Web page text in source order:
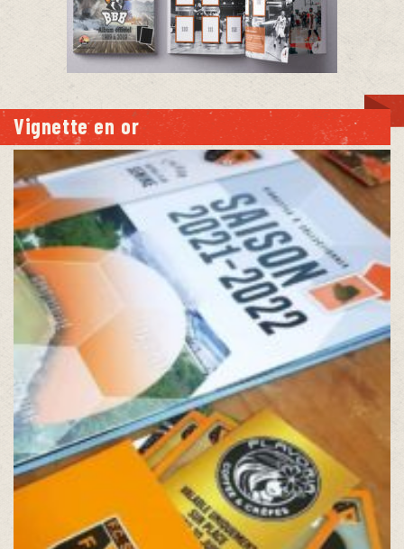
Vignette en or